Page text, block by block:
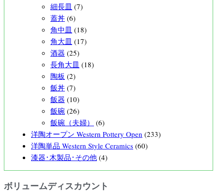
細長皿 (7)
蓋丼 (6)
角中皿 (18)
角大皿 (17)
酒器 (25)
長角大皿 (18)
陶板 (2)
飯丼 (7)
飯器 (10)
飯碗 (26)
飯碗（夫婦）
(6)
洋陶オープン Western Pottery Open (233)
洋陶単品 Western Style Ceramics (60)
漆器･木製品･その他 (4)
ボリュームディスカウント